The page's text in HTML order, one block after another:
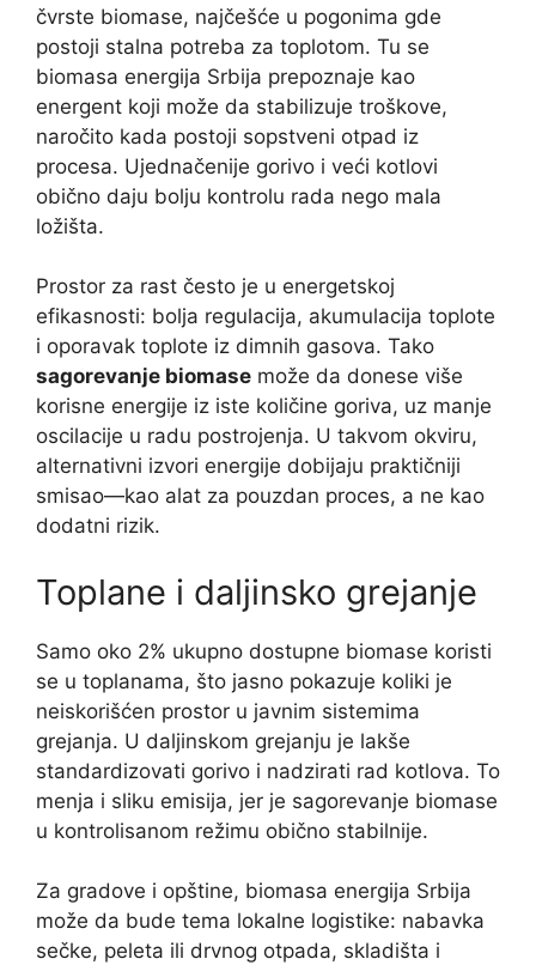
čvrste biomase, najčešće u pogonima gde
postoji stalna potreba za toplotom. Tu se
biomasa energija Srbija prepoznaje kao
energent koji može da stabilizuje troškove,
naročito kada postoji sopstveni otpad iz
procesa. Ujednačenije gorivo i veći kotlovi
obično daju bolju kontrolu rada nego mala
ložišta.
Prostor za rast često je u energetskoj
efikasnosti: bolja regulacija, akumulacija toplote
i oporavak toplote iz dimnih gasova. Tako
sagorevanje biomase može da donese više
korisne energije iz iste količine goriva, uz manje
oscilacije u radu postrojenja. U takvom okviru,
alternativni izvori energije dobijaju praktičniji
smisao—kao alat za pouzdan proces, a ne kao
dodatni rizik.
Toplane i daljinsko grejanje
Samo oko 2% ukupno dostupne biomase koristi
se u toplanama, što jasno pokazuje koliki je
neiskorišćen prostor u javnim sistemima
grejanja. U daljinskom grejanju je lakše
standardizovati gorivo i nadzirati rad kotlova. To
menja i sliku emisija, jer je sagorevanje biomase
u kontrolisanom režimu obično stabilnije.
Za gradove i opštine, biomasa energija Srbija
može da bude tema lokalne logistike: nabavka
sečke, peleta ili drvnog otpada, skladišta i